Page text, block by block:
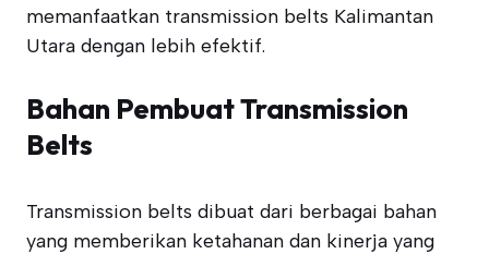
memanfaatkan transmission belts Kalimantan
Utara dengan lebih efektif.
Bahan Pembuat Transmission
Belts
Transmission belts dibuat dari berbagai bahan
yang memberikan ketahanan dan kinerja yang